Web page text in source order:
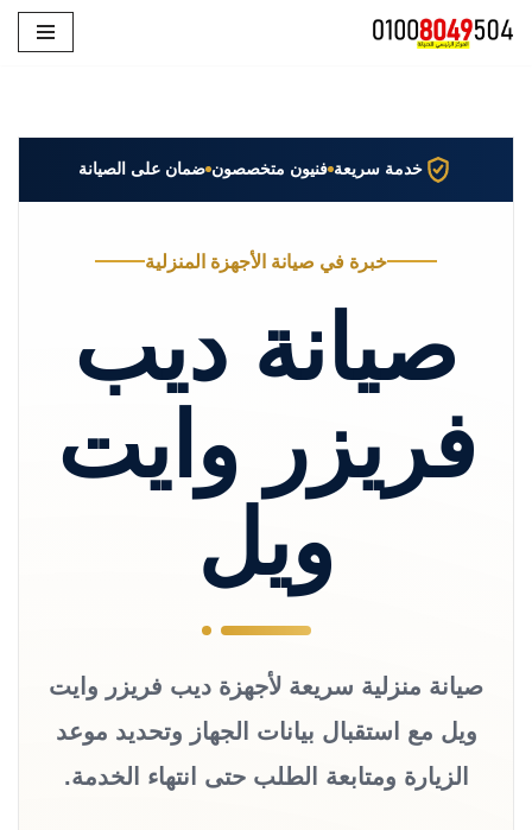
خدمة سريعة فنيون متخصصون ضمان على الصيانة
خبرة في صيانة الأجهزة المنزلية
صيانة ديب
فريزر وايت
ويل
صيانة منزلية سريعة لأجهزة ديب فريزر وايت
ويل مع استقبال بيانات الجهاز وتحديد موعد
الزيارة ومتابعة الطلب حتى انتهاء الخدمة.